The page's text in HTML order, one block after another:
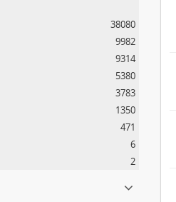
38080
9982
9314
5380
3783
1350
471
6
2